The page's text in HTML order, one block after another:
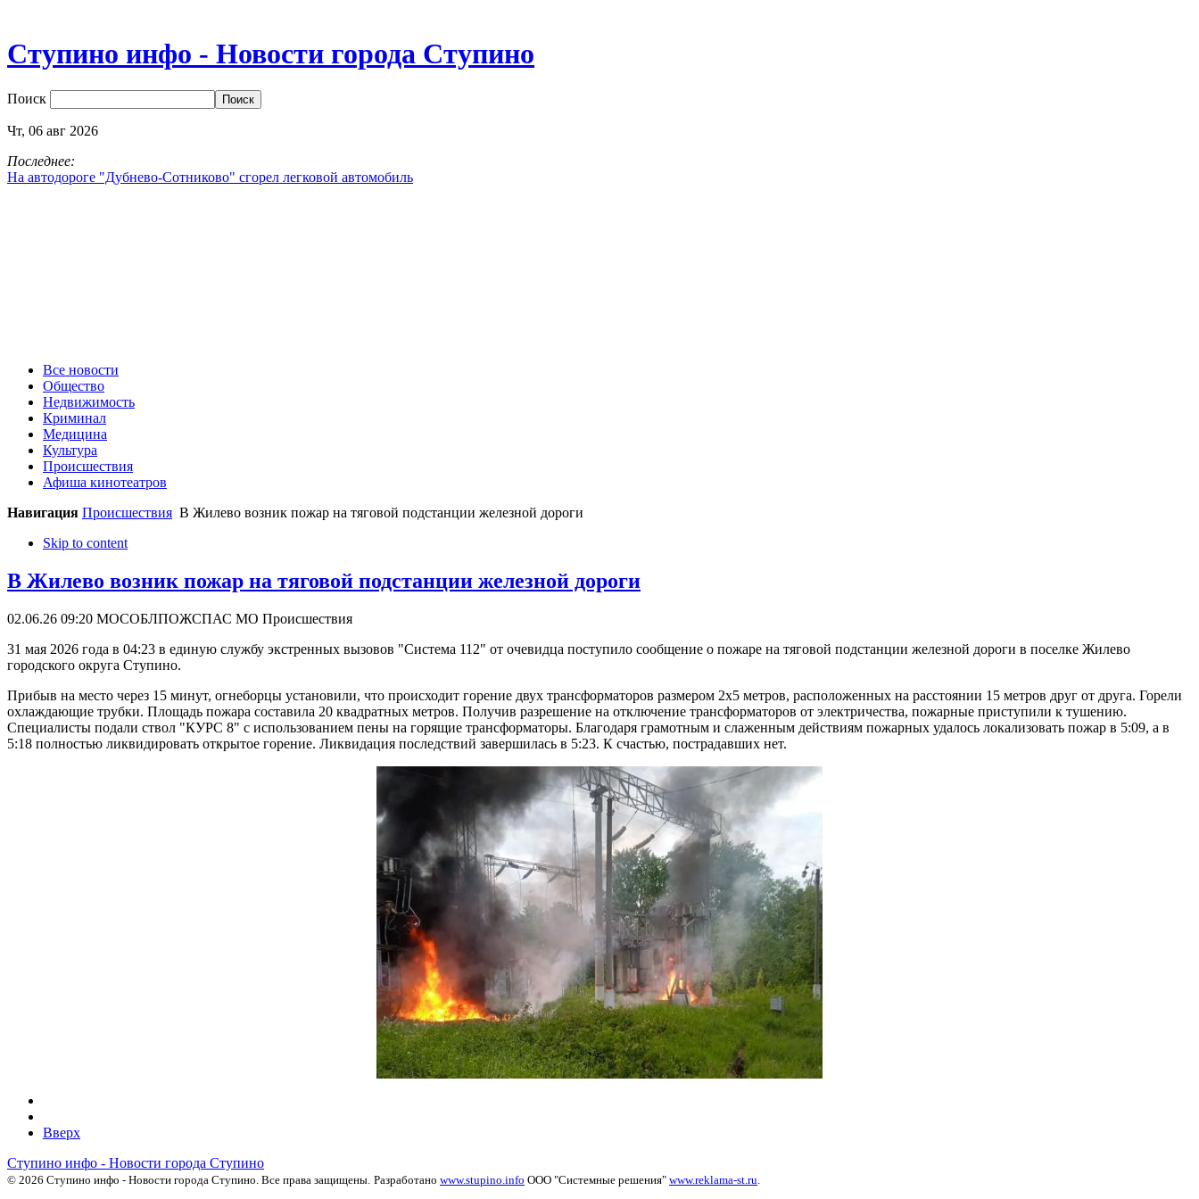
Ступино инфо - Новости города Ступино
Поиск
Чт, 06 авг 2026
Последнее:
На автодороге "Дубнево‑Сотниково" сгорел легковой автомобиль
Все новости
Общество
Недвижимость
Криминал
Медицина
Культура
Происшествия
Афиша кинотеатров
Навигация Происшествия В Жилево возник пожар на тяговой подстанции железной дороги
Skip to content
В Жилево возник пожар на тяговой подстанции железной дороги
02.06.26 09:20 МОСОБЛПОЖСПАС МО Происшествия
31 мая 2026 года в 04:23 в единую службу экстренных вызовов "Система 112" от очевидца поступило сообщение о пожаре на тяговой подстанции железной дороги в поселке Жилево
городского округа Ступино.
Прибыв на место через 15 минут, огнеборцы установили, что происходит горение двух трансформаторов размером 2х5 метров, расположенных на расстоянии 15 метров друг от друга. Горели
охлаждающие трубки. Площадь пожара составила 20 квадратных метров. Получив разрешение на отключение трансформаторов от электричества, пожарные приступили к тушению.
Специалисты подали ствол "КУРС 8" с использованием пены на горящие трансформаторы. Благодаря грамотным и слаженным действиям пожарных удалось локализовать пожар в 5:09, а в
5:18 полностью ликвидировать открытое горение. Ликвидация последствий завершилась в 5:23. К счастью, пострадавших нет.
Вверх
Ступино инфо - Новости города Ступино
© 2026 Ступино инфо - Новости города Ступино. Все права защищены. Разработано www.stupino.info ООО "Системные решения" www.reklama-st.ru